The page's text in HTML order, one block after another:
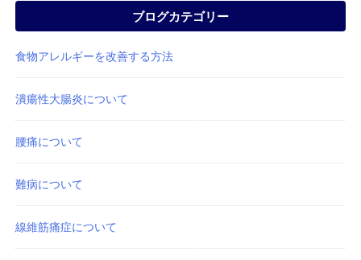
ブログカテゴリー
食物アレルギーを改善する方法
潰瘍性大腸炎について
腰痛について
難病について
線維筋痛症について